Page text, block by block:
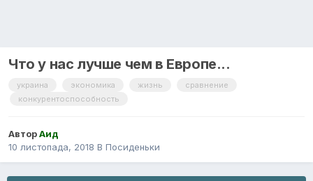
Что у нас лучше чем в Европе...
украина экономика жизнь
сравнение
конкурентоспособность
АвторАид
10 листопада, 2018 В Посиденьки